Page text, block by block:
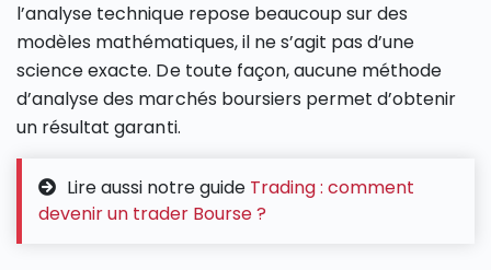
l’analyse technique repose beaucoup sur des
modèles mathématiques, il ne s’agit pas d’une
science exacte. De toute façon, aucune méthode
d’analyse des marchés boursiers permet d’obtenir
un résultat garanti.
Lire aussi notre guide Trading : comment
devenir un trader Bourse ?